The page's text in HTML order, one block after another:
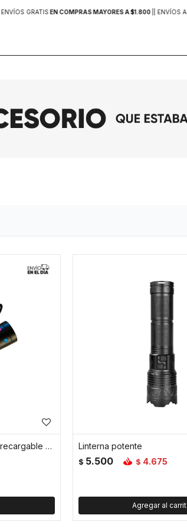
| ENVÍOS GRATISEN COMPRAS MAYORES A $1.800 | ENVÍOS A
Linterna portátil con estuche recargable - Negro Linterna potente
$ 5.500 $ 4.675